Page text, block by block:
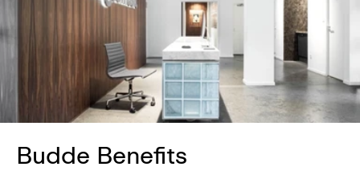
Budde Benefits